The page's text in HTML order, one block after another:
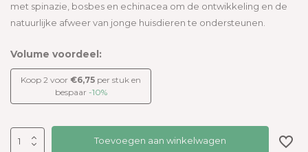
met spinazie, bosbes en echinacea om de ontwikkeling en de
natuurlijke afweer van jonge huisdieren te ondersteunen.
Volume voordeel:
Koop 2 voor €6,75 per stuk en
bespaar -10%
Toevoegen aan winkelwagen